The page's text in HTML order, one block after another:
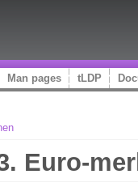
Man pages tLDP
Euro-